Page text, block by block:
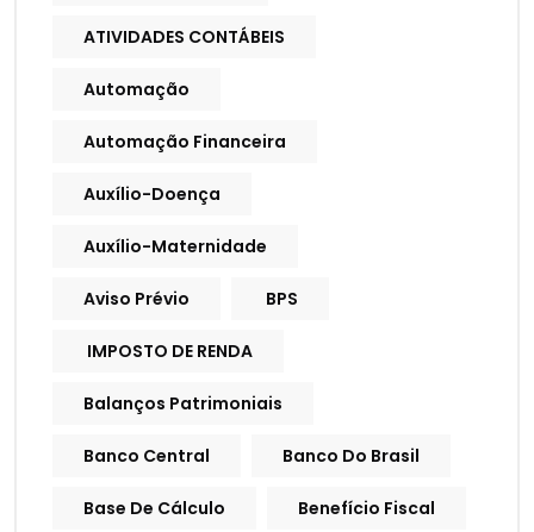
ATIVIDADES CONTÁBEIS
Automação
Automação Financeira
Auxílio-Doença
Auxílio-Maternidade
Aviso Prévio BPS
IMPOSTO DE RENDA
Balanços Patrimoniais
Banco Central Banco Do Brasil
Base De Cálculo Benefício Fiscal